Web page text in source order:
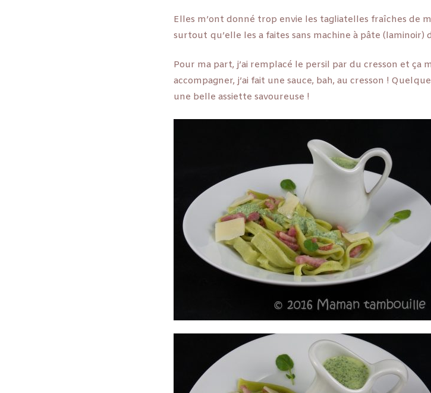
Elles m’ont donné trop envie les tagliatelles fraîches de
surtout qu’elle les a faites sans machine à pâte (laminoir)
Pour ma part, j’ai remplacé le persil par du cresson et ça
accompagner, j’ai fait une sauce, bah, au cresson !
une belle assiette savoureuse !